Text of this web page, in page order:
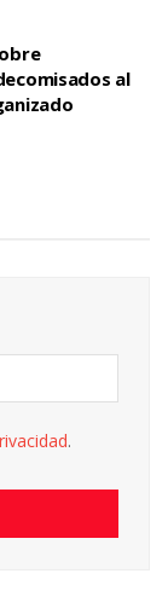
al
.